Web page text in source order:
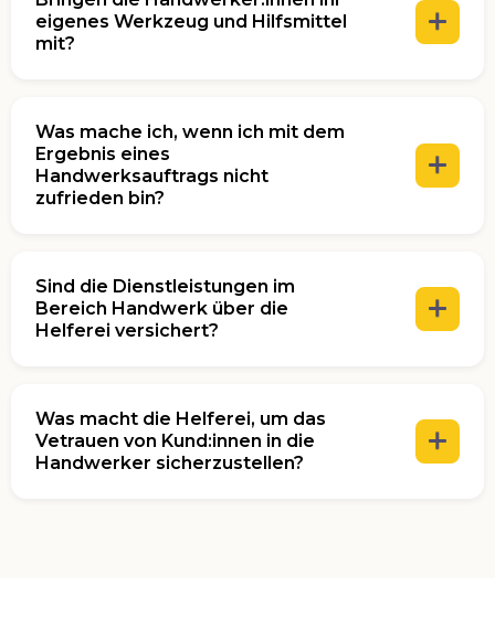
du bezahlst erst nach Auftragsabschluss und
Aufträge, die fachmännisch umgesetzt werden
24 Stunden Zeit, um die
Buchungsdauer
tatsächliche Auftragsdauer anzupassen
eigenes Werkzeug und Hilfsmittel
mit?
Werkzeuge und Hilfsmittel selber besorgen:
Materialien und Hilfsmitteln:
Was mache ich, wenn ich mit dem
Ergebnis eines
Handwerksauftrags nicht
zufrieden bin?
Einigung zwischen euch und den Handwerker:innen:
Sind die Dienstleistungen im
Bereich Handwerk über die
Helferei versichert?
Was macht die Helferei, um das
Vetrauen von Kund:innen in die
Handwerker sicherzustellen?